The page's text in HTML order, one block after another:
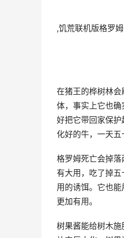
,饥荒联机版格罗
在猪王的桦树林
体，事实上它也
好把它带回家保
化好的牛，一天五
格罗姆死亡会掉
有大用，吃了掉
用的诱饵。它也
更加有用。
树果酱能给树木